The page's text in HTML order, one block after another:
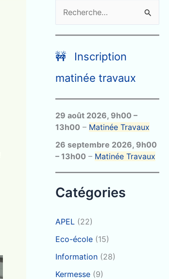
e
c
h
r
c
h
e
r
🚧 Inscription
matinée travaux
29 août 2026, 9h00 –
13h00 – Matinée Travaux
26 septembre 2026, 9h00
– 13h00 – Matinée Travaux
Catégories
APEL (22)
Eco-école (15)
Information (28)
Kermesse (9)